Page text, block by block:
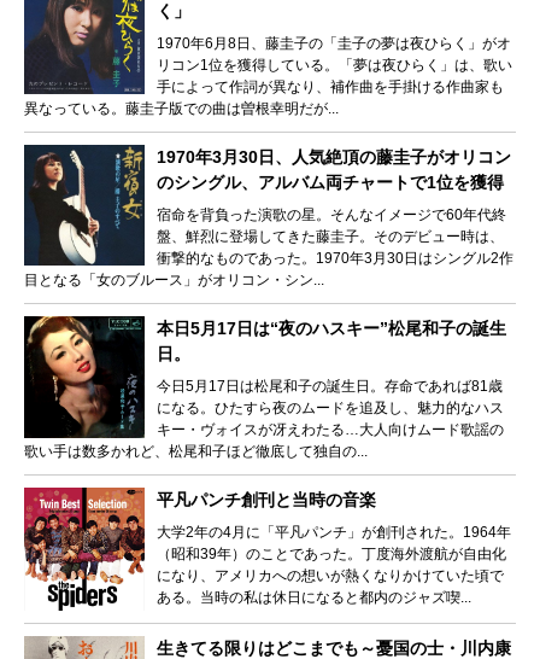
く」
1970年6月8日、藤圭子の「圭子の夢は夜ひらく」がオ
リコン1位を獲得している。「夢は夜ひらく」は、歌い
手によって作詞が異なり、補作曲を手掛ける作曲家も
異なっている。藤圭子版での曲は曽根幸明だが...
1970年3月30日、人気絶頂の藤圭子がオリコン
のシングル、アルバム両チャートで1位を獲得
宿命を背負った演歌の星。そんなイメージで60年代終
盤、鮮烈に登場してきた藤圭子。そのデビュー時は、
衝撃的なものであった。1970年3月30日はシングル2作
目となる「女のブルース」がオリコン・シン...
本日5月17日は“夜のハスキー”松尾和子の誕生
日。
今日5月17日は松尾和子の誕生日。存命であれば81歳
になる。ひたすら夜のムードを追及し、魅力的なハス
キー・ヴォイスが冴えわたる…大人向けムード歌謡の
歌い手は数多かれど、松尾和子ほど徹底して独自の...
平凡パンチ創刊と当時の音楽
大学2年の4月に「平凡パンチ」が創刊された。1964年
（昭和39年）のことであった。丁度海外渡航が自由化
になり、アメリカへの想いが熱くなりかけていた頃で
ある。当時の私は休日になると都内のジャズ喫...
生きてる限りはどこまでも～憂国の士・川内康